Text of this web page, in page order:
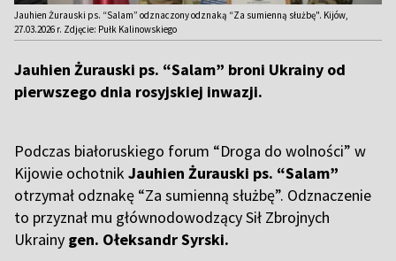
Jauhien Żurauski ps. “Salam” odznaczony odznaką “Za sumienną służbę". Kijów,
27.03.2026 r. Zdjęcie: Pułk Kalinowskiego
Jauhien Żurauski ps. “Salam” broni Ukrainy od
pierwszego dnia rosyjskiej inwazji.
Podczas białoruskiego forum “Droga do wolności” w
Kijowie ochotnik Jauhien Żurauski ps. “Salam”
otrzymał odznakę “Za sumienną służbę”. Odznaczenie
to przyznał mu głównodowodzący Sił Zbrojnych
Ukrainy gen. Ołeksandr Syrski.